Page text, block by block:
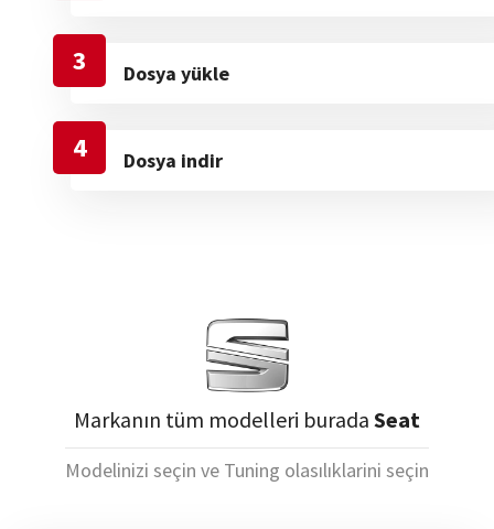
3 Dosya yükle
4 Dosya indir
Markanın tüm modelleri burada Seat
Modelinizi seçin ve Tuning olasılıklarini seçin